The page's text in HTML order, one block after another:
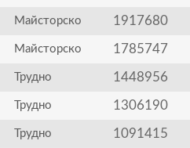
Майсторско 1917680
Майсторско 1785747
Трудно 1448956
Трудно 1306190
Трудно 1091415